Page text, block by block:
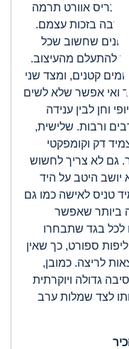
כריס אוורט תרמה
הרבה בזכות עצמם.
שחשוב שכל
להתעלם מהעיצוב.
קטנים, ומצד שני
ואי אפשר שלא לשים
וחן לבין ענידה
ורבות. שלישית,
דק וקומפקטי
גם לא צריך לחשוש
יושב היטב על היד
טניס לאישה כמו גם
ביותר שאפשר
לכל בגד שתבחרו
ספורט, כך שאין
לריצה. כמובן,
גדולה ויוקרתית
לצד שמלות ערב